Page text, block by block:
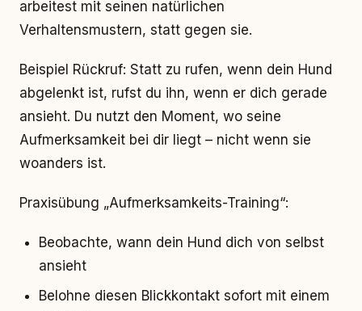
arbeitest mit seinen natürlichen
Verhaltensmustern, statt gegen sie.
Beispiel Rückruf: Statt zu rufen, wenn dein Hund
abgelenkt ist, rufst du ihn, wenn er dich gerade
ansieht. Du nutzt den Moment, wo seine
Aufmerksamkeit bei dir liegt – nicht wenn sie
woanders ist.
Praxisübung „Aufmerksamkeits-Training“:
Beobachte, wann dein Hund dich von selbst
ansieht
Belohne diesen Blickkontakt sofort mit einem